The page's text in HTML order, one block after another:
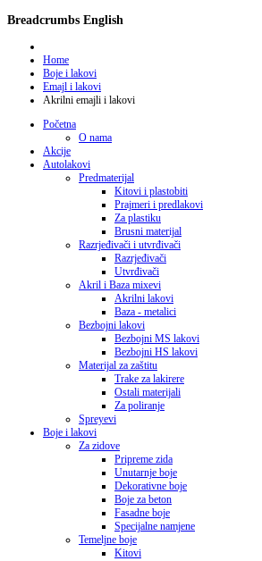
Breadcrumbs English
Home
Boje i lakovi
Emajl i lakovi
Akrilni emajli i lakovi
Početna
O nama
Akcije
Autolakovi
Predmaterijal
Kitovi i plastobiti
Prajmeri i predlakovi
Za plastiku
Brusni materijal
Razrjeđivači i utvrđivači
Razrjeđivači
Utvrđivači
Akril i Baza mixevi
Akrilni lakovi
Baza - metalici
Bezbojni lakovi
Bezbojni MS lakovi
Bezbojni HS lakovi
Materijal za zaštitu
Trake za lakirere
Ostali materijali
Za poliranje
Spreyevi
Boje i lakovi
Za zidove
Pripreme zida
Unutarnje boje
Dekorativne boje
Boje za beton
Fasadne boje
Specijalne namjene
Temeljne boje
Kitovi